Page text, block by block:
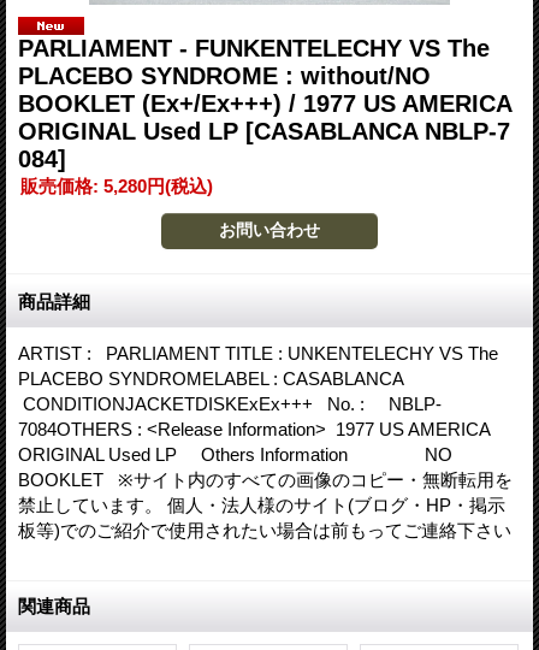
PARLIAMENT - FUNKENTELECHY VS The
PLACEBO SYNDROME : without/NO
BOOKLET (Ex+/Ex+++) / 1977 US AMERICA
ORIGINAL Used LP [CASABLANCA NBLP-7
084]
販売価格: 5,280円(税込)
商品詳細
ARTIST : PARLIAMENT TITLE : UNKENTELECHY VS The
PLACEBO SYNDROMELABEL : CASABLANCA
CONDITIONJACKETDISKExEx+++ No. : NBLP-
7084OTHERS : <Release Information> 1977 US AMERICA
ORIGINAL Used LP Others Information NO
BOOKLET ※サイト内のすべての画像のコピー・無断転用を
禁止しています。 個人・法人様のサイト(ブログ・HP・掲示
板等)でのご紹介で使用されたい場合は前もってご連絡下さい
関連商品